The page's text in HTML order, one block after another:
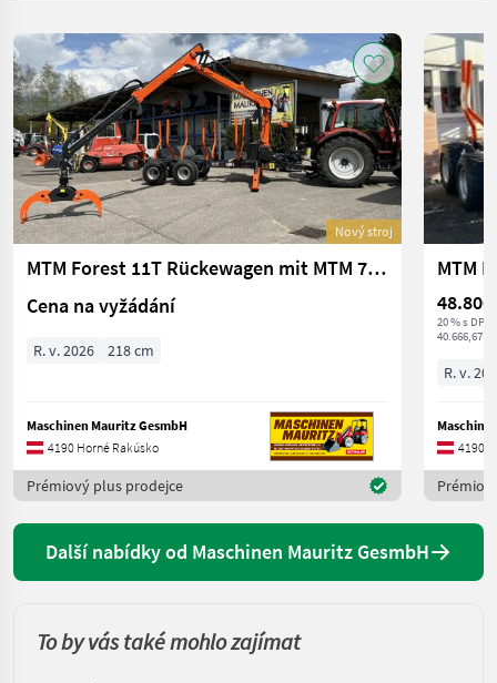
Nový stroj
MTM Forest 11T Rückewagen mit MTM 7100
Cena na vyžádání
R. v. 2026 218 cm
Maschinen Mauritz GesmbH
4190 Horné Rakúsko
Prémiový plus prodejce
MTM
48.800
20 % s DPH
40.666,67 €
R. v.
4190
Další nabídky od Maschinen Mauritz GesmbH
To by vás také mohlo zajímat